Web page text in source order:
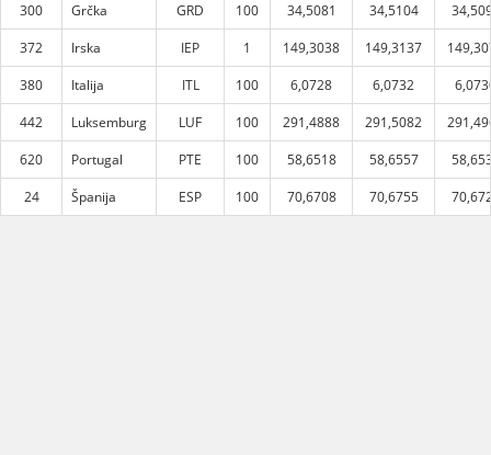
300
Grčka GRD 100 34,5081 34,5104
372
Irska IEP 1 149,3038 149,3137
380
Italija ITL 100 6,0728 6,0732
442
Luksemburg LUF 100 291,4888 291,5082
620
Portugal PTE 100 58,6518 58,6557
24
Španija ESP 100 70,6708 70,6755